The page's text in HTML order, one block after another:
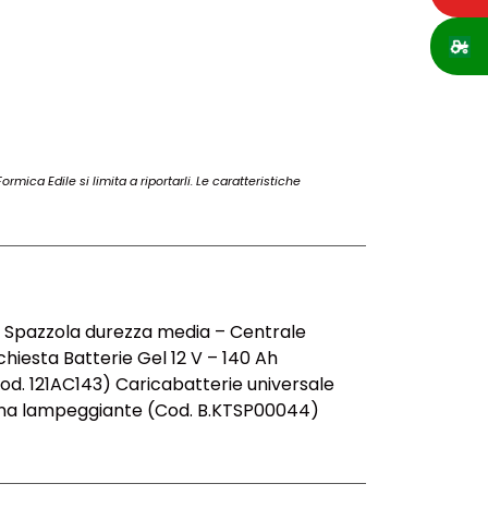
Edile si limita a riportarli. Le caratteristiche
durezza media – Centrale
Batterie Gel 12 V – 140 Ah
121AC143) Caricabatterie universale
lampeggiante (Cod. B.KTSP00044)